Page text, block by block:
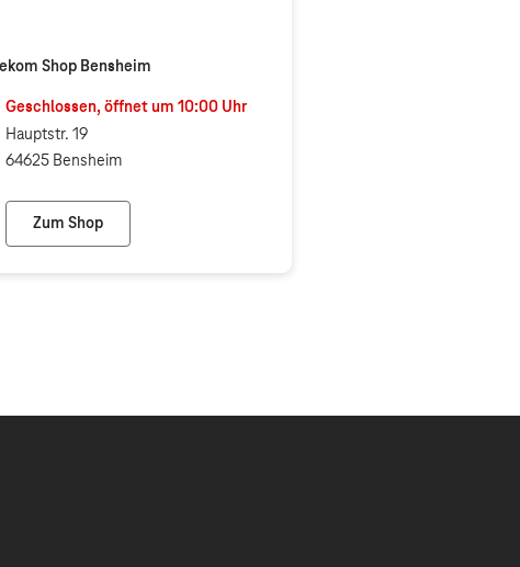
Shop Bensheim
Geschlossen, öffnet um 10:00Uhr
Hauptstr. 19
64625 Bensheim
Zum Shop
Telekom Shop Bensheim